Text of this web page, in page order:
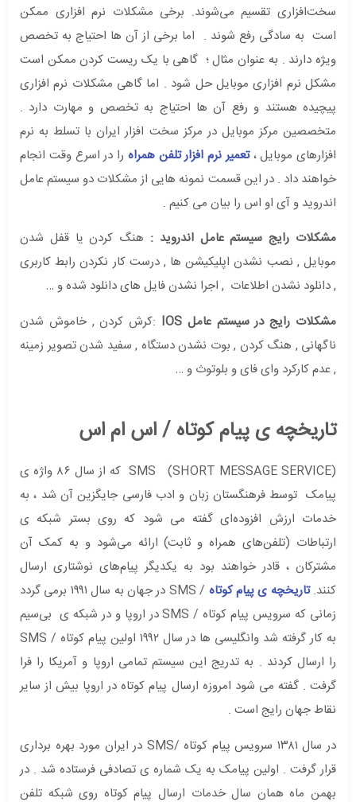
سخت‌افزاری تقسیم می‌شوند. برخی مشکلات نرم افزاری ممکن
است به سادگی رفع شوند . اما برخی از آن ها احتیاج به تخصص
ویژه دارند . به عنوان مثال ؛ گاهی با یک ریست کردن ممکن است
مشکل نرم افزاری موبایل حل شود . اما گاهی مشکلات نرم افزاری
پیچیده هستند و رفع آن ها احتیاج به تخصص و مهارت دارد .
متخصصین مرکز موبایل در مرکز سخت افزار ایران با تسلط به نرم
افزارهای موبایل ،تعمیر نرم افزار تلفن همراه را در اسرع وقت انجام
خواهند داد . در این قسمت نمونه هایی از مشکلات دو سیستم عامل
اندروید و آی او اس را بیان می کنیم .
مشکلات رایج سیستم عامل اندروید : هنگ کردن یا قفل شدن
موبایل , نصب نشدن اپلیکیشن ها , درست کار نکردن رابط کاربری
, دانلود نشدن اطلاعات , اجرا نشدن فایل های دانلود شده و …
مشکلات رایج در سیستم عامل IOS :کرش کردن , خاموش شدن
ناگهانی , هنگ کردن , بوت نشدن دستگاه , سفید شدن تصویر زمینه
, عدم کارکرد وای فای و بلوتوث و …
تاریخچه ی پیام کوتاه / اس ام اس
SMS (SHORT MESSAGE SERVICE) که از سال ۸۶ واژه ی
پیامک توسط فرهنگستان زبان و ادب فارسی جایگزین آن شد ، به
خدمات ارزش افزوده‌ای گفته می شود که روی بستر شبکه ی
ارتباطات (تلفن‌های همراه و ثابت) ارائه می‌شود و به کمک آن
مشترکان ، قادر خواهند بود به یکدیگر پیام‌های نوشتاری ارسال
کنند.تاریخچه ی پیام کوتاه
/ SMS در جهان به سال ۱۹۹۱ برمی گردد
زمانی که سرویس پیام کوتاه / SMS در اروپا و در شبکه ی بی‌سیم
به کار گرفته شد وانگلیسی ها در سال ۱۹۹۲ اولین پیام کوتاه / SMS
را ارسال کردند . به تدریج این سیستم تمامی اروپا و آمریکا را فرا
گرفت . گفته می شود امروزه ارسال پیام کوتاه در اروپا بیش از سایر
نقاط جهان رایج است .
در سال ۱۳۸۱ سرویس پیام کوتاه /SMS در ایران مورد بهره برداری
قرار گرفت . اولین پیامک به یک شماره ی تصادفی فرستاده شد . در
بهمن ماه همان سال خدمات ارسال پیام کوتاه روی شبکه تلفن